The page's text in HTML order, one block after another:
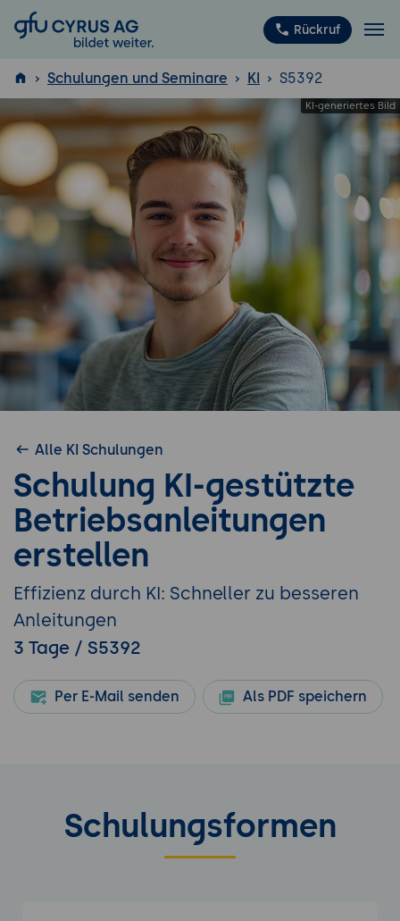
GFU Cyrus AG Rückruf
ISTQB ®
Schulungen und Seminare KI S5392
Alle KI Schulungen
Schulung KI-gestützte
Betriebsanleitungen
erstellen
Effizienz durch KI: Schneller zu besseren
Anleitungen
3 Tage / S5392
Per E-Mail senden Als PDF speichern
Schulungsformen